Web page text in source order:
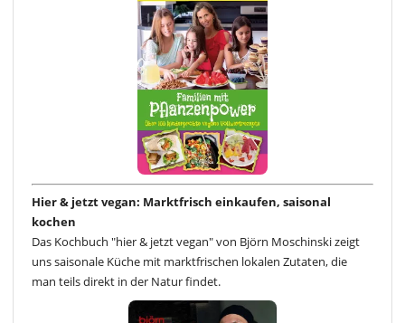
Hier & jetzt vegan: Marktfrisch einkaufen, saisonal
kochen
Das Kochbuch "hier & jetzt vegan" von Björn Moschinski zeigt
uns saisonale Küche mit marktfrischen lokalen Zutaten, die
man teils direkt in der Natur findet.